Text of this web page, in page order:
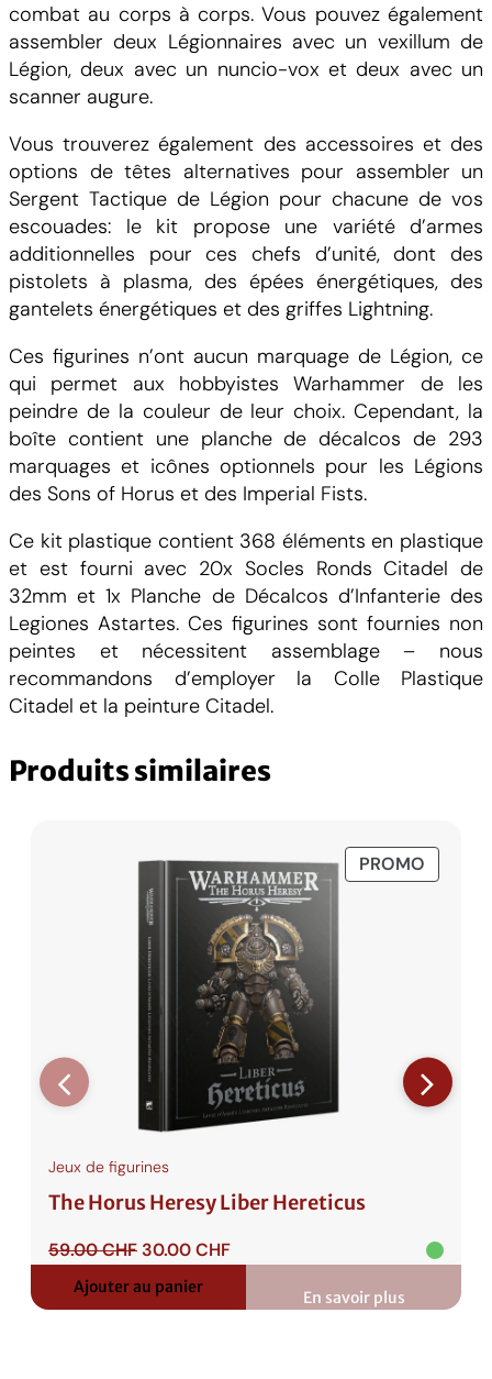
combat au corps à corps. Vous pouvez également
assembler deux Légionnaires avec un vexillum de
Légion, deux avec un nuncio-vox et deux avec un
scanner augure.
Vous trouverez également des accessoires et des
options de têtes alternatives pour assembler un
Sergent Tactique de Légion pour chacune de vos
escouades: le kit propose une variété d’armes
additionnelles pour ces chefs d’unité, dont des
pistolets à plasma, des épées énergétiques, des
gantelets énergétiques et des griffes Lightning.
Ces figurines n’ont aucun marquage de Légion, ce
qui permet aux hobbyistes Warhammer de les
peindre de la couleur de leur choix. Cependant, la
boîte contient une planche de décalcos de 293
marquages et icônes optionnels pour les Légions
des Sons of Horus et des Imperial Fists.
Ce kit plastique contient 368 éléments en plastique
et est fourni avec 20x Socles Ronds Citadel de
32mm et 1x Planche de Décalcos d’Infanterie des
Legiones Astartes. Ces figurines sont fournies non
peintes et nécessitent assemblage – nous
recommandons d’employer la Colle Plastique
Citadel et la peinture Citadel.
Produits similaires
PROMO
EN
Jeux de figurines
The Horus Heresy Liber Hereticus
59.00CHF Le
prix
initial
30.00CHFLe
prix
Ajouter au panier
En savoir plus
: